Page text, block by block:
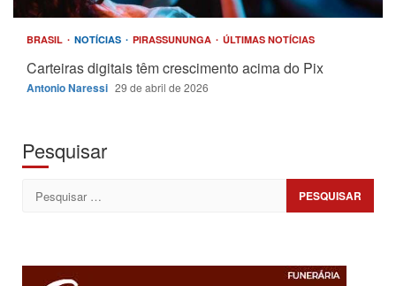
BRASIL NOTÍCIAS PIRASSUNUNGA ÚLTIMAS NOTÍCIAS
Carteiras digitais têm crescimento acima do Pix
Antonio Naressi 29 de abril de 2026
Pesquisar
Pesquisar